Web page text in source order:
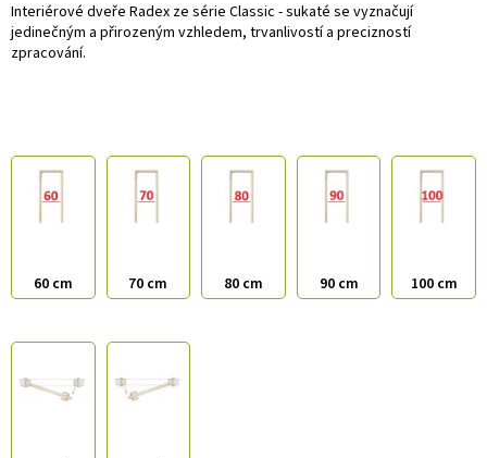
60 cm 70 cm 80 cm 90 cm 100 cm
Interiérové dveře Radex ze série Classic - sukaté se vyznačují
jedinečným a přirozeným vzhledem, trvanlivostí a precizností
zpracování.